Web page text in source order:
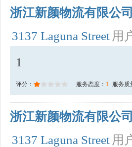
浙江新颜物流有限公司
3137 Laguna Street 用
1
评分： 服务态度： 1 服务质
浙江新颜物流有限公司
3137 Laguna Street 用